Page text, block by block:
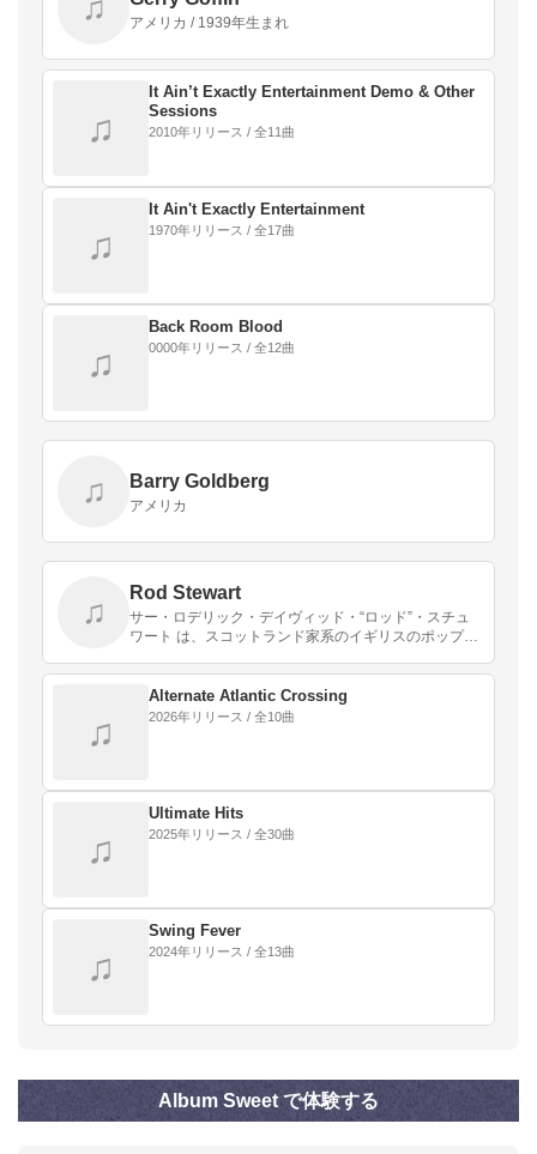
♫ アメリカ / 1939年生まれ
♫
It Ain’t Exactly Entertainment Demo & Other
Sessions
2010年リリース / 全11曲
♫
It Ain't Exactly Entertainment
1970年リリース / 全17曲
♫
Back Room Blood
0000年リリース / 全12曲
♫ Barry Goldberg
アメリカ
♫
Rod Stewart
サー・ロデリック・デイヴィッド・“ロッド”・スチュ
ワート は、スコットランド家系のイギリスのポップ・
♫
Alternate Atlantic Crossing
2026年リリース / 全10曲
♫
Ultimate Hits
2025年リリース / 全30曲
♫
Swing Fever
2024年リリース / 全13曲
Album Sweet で体験する